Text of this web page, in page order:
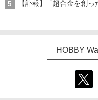
【訃報】「超合金を創
HOBBY